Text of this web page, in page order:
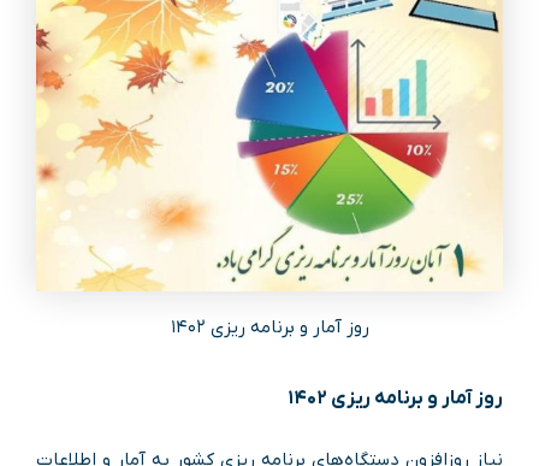
روز آمار و برنامه ریزی ۱۴۰۲
روز آمار و برنامه ریزی ۱۴۰۲
نیاز روزافزون دستگاه‌های برنامه ریزی کشور به آمار و اطلاعات